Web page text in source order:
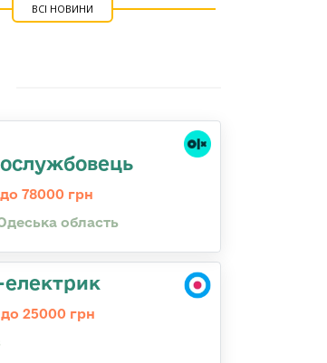
ВСІ НОВИНИ
78000 грн
область
електрик
25000 грн